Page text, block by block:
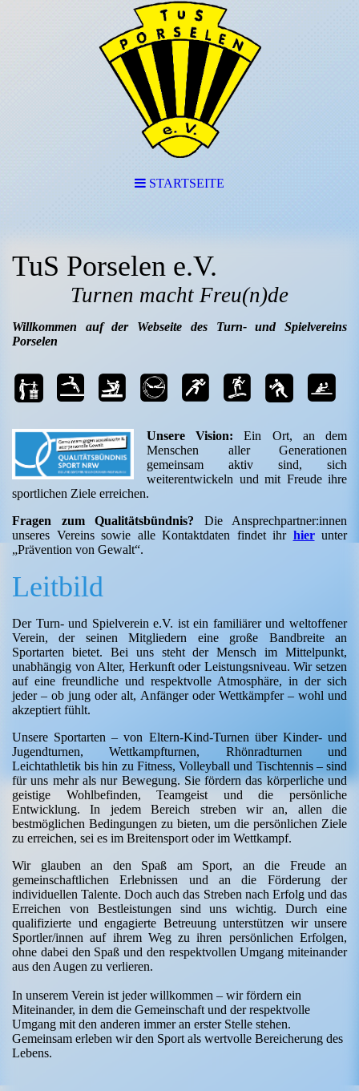
STARTSEITE
TuS Porselen e.V.
Turnen macht Freu(n)de
Willkommen auf der Webseite des Turn- und Spielvereins
Porselen
Unsere Vision:Ein Ort, an dem
Menschen aller Generationen
gemeinsam aktiv sind, sich
weiterentwickeln und mit Freude ihre
sportlichen Ziele erreichen.
Fragen zum Qualitätsbündnis? Die Ansprechpartner:innen
unseres Vereins sowie alle Kontaktdaten findet ihr hierunter
„Prävention von Gewalt“.
Leitbild
Der Turn- und Spielverein e.V. ist ein familiärer und weltoffener
Verein, der seinen Mitgliedern eine große Bandbreite an
Sportarten bietet. Bei uns steht der Mensch im Mittelpunkt,
unabhängig von Alter, Herkunft oder Leistungsniveau. Wir setzen
auf eine freundliche und respektvolle Atmosphäre, in der sich
jeder – ob jung oder alt, Anfänger oder Wettkämpfer – wohl und
akzeptiert fühlt.
Unsere Sportarten – von Eltern-Kind-Turnen über Kinder- und
Jugendturnen, Wettkampfturnen, Rhönradturnen und
Leichtathletik bis hin zu Fitness, Volleyball und Tischtennis – sind
für uns mehr als nur Bewegung. Sie fördern das körperliche und
geistige Wohlbefinden, Teamgeist und die persönliche
Entwicklung. In jedem Bereich streben wir an, allen die
bestmöglichen Bedingungen zu bieten, um die persönlichen Ziele
zu erreichen, sei es im Breitensport oder im Wettkampf.
Wir glauben an den Spaß am Sport, an die Freude an
gemeinschaftlichen Erlebnissen und an die Förderung der
individuellen Talente. Doch auch das Streben nach Erfolg und das
Erreichen von Bestleistungen sind uns wichtig. Durch eine
qualifizierte und engagierte Betreuung unterstützen wir unsere
Sportler/innen auf ihrem Weg zu ihren persönlichen Erfolgen,
ohne dabei den Spaß und den respektvollen Umgang miteinander
aus den Augen zu verlieren.
In unserem Verein ist jeder willkommen – wir fördern ein
Miteinander, in dem die Gemeinschaft und der respektvolle
Umgang mit den anderen immer an erster Stelle stehen.
Gemeinsam erleben wir den Sport als wertvolle Bereicherung des
Lebens.